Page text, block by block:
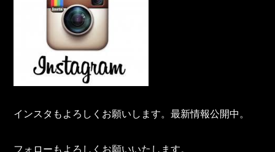
インスタもよろしくお願いします。最新情報公開中。
フォローもよろしくお願いいたします。